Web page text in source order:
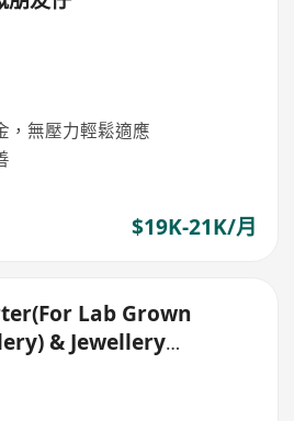
，無壓力輕鬆適應
$19K-21K/月
Lab Grown
& Jewellery